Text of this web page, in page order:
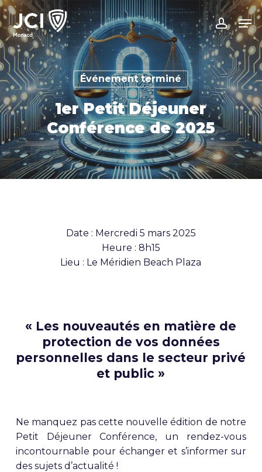
Skip
to
main
content
Événement terminé
1er Petit Déjeuner
Conférence de 2025
Date : Mercredi 5 mars 2025
Heure : 8h15
Lieu : Le Méridien Beach Plaza
« Les nouveautés en matière de
protection de vos données
personnelles dans le secteur privé
et public »
Ne manquez pas cette nouvelle édition de notre
Petit Déjeuner Conférence, un rendez-vous
incontournable pour échanger et s’informer sur
des sujets d’actualité !